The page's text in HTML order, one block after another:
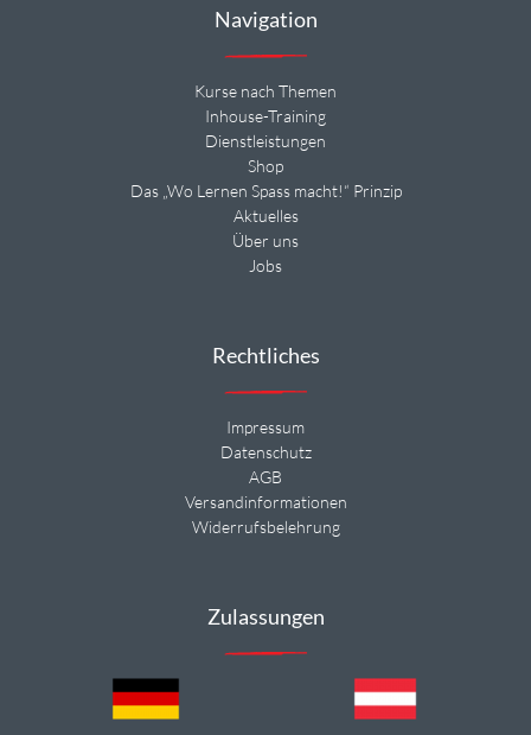
Navigation
Kurse nach Themen
Inhouse-Training
Dienstleistungen
Shop
Das „Wo Lernen Spass macht!“ Prinzip
Aktuelles
Über uns
Jobs
Rechtliches
Impressum
Datenschutz
AGB
Versandinformationen
Widerrufsbelehrung
Zulassungen